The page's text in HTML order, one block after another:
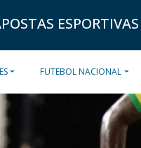
ESPORTIVAS
FUTEBOL NACIONAL